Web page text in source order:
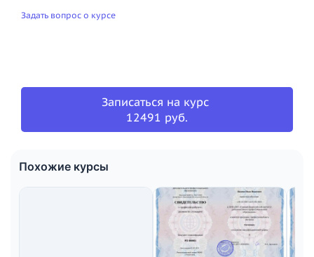
Задать вопрос о курсе
Записаться на курс
12491 руб.
Похожие курсы